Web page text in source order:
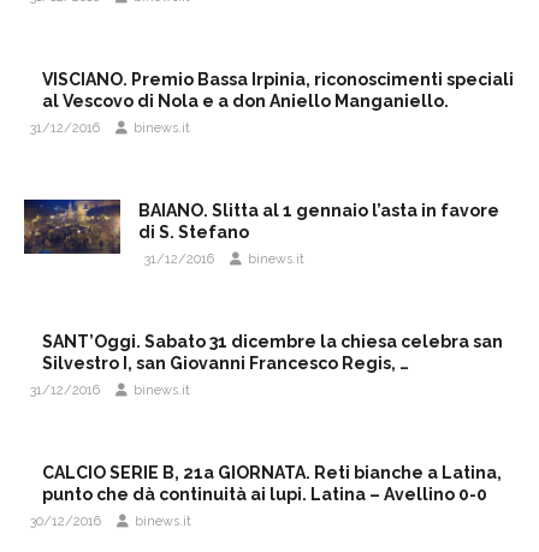
VISCIANO. Premio Bassa Irpinia, riconoscimenti speciali
al Vescovo di Nola e a don Aniello Manganiello.
31/12/2016 binews.it
BAIANO. Slitta al 1 gennaio l’asta in favore
di S. Stefano
31/12/2016 binews.it
SANT’Oggi. Sabato 31 dicembre la chiesa celebra san
Silvestro I, san Giovanni Francesco Regis, …
31/12/2016 binews.it
CALCIO SERIE B, 21a GIORNATA. Reti bianche a Latina,
punto che dà continuità ai lupi. Latina – Avellino 0-0
30/12/2016 binews.it